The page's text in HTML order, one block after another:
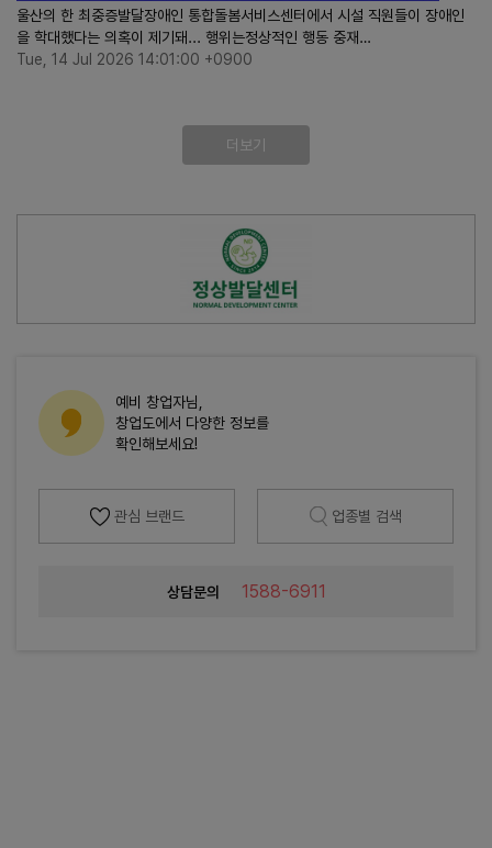
울산의 한 최중증발달장애인 통합돌봄서비스센터에서 시설 직원들이 장애인
을 학대했다는 의혹이 제기돼... 행위는정상적인 행동 중재…
Tue, 14 Jul 2026 14:01:00 +0900
더보기
예비 창업자님,
창업도에서 다양한 정보를
확인해보세요!
관심 브랜드 업종별 검색
상담문의 1588-6911